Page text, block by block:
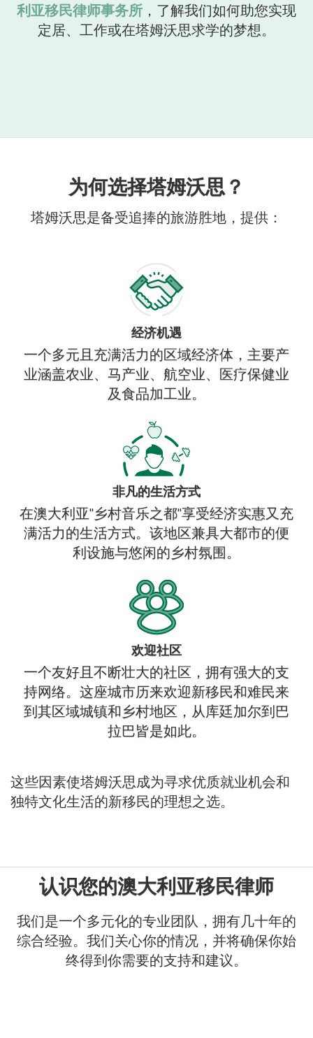
利亚移民律师事务所 ，了解我们如何助您实现
定居、工作或在塔姆沃思求学的梦想。
为何选择塔姆沃思？
塔姆沃思是备受追捧的旅游胜地，提供：
经济机遇
一个多元且充满活力的区域经济体，主要产
业涵盖农业、马产业、航空业、医疗保健业
及食品加工业。
非凡的生活方式
在澳大利亚"乡村音乐之都"享受经济实惠又充
满活力的生活方式。该地区兼具大都市的便
利设施与悠闲的乡村氛围。
欢迎社区
一个友好且不断壮大的社区，拥有强大的支
持网络。这座城市历来欢迎新移民和难民来
到其区域城镇和乡村地区，从库廷加尔到巴
拉巴皆是如此。
这些因素使塔姆沃思成为寻求优质就业机会和
独特文化生活的新移民的理想之选。
认识您的澳大利亚移民律师
我们是一个多元化的专业团队，拥有几十年的
综合经验。我们关心你的情况，并将确保你始
终得到你需要的支持和建议。